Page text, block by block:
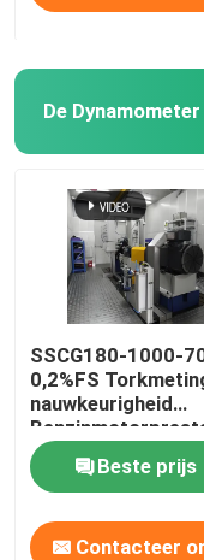
De
SSCG180-1000-
0,2%FS
nauwkeurigheid
Elektrische
dynamometer
Beste prijs
Contacteer